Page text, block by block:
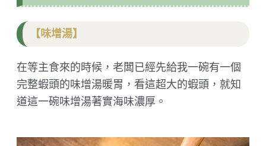
【味增湯】
在等主食來的時候，老闆已經先給我一碗有一個
完整蝦頭的味增湯暖胃，看這超大的蝦頭，就知
道這一碗味增湯著實海味濃厚。